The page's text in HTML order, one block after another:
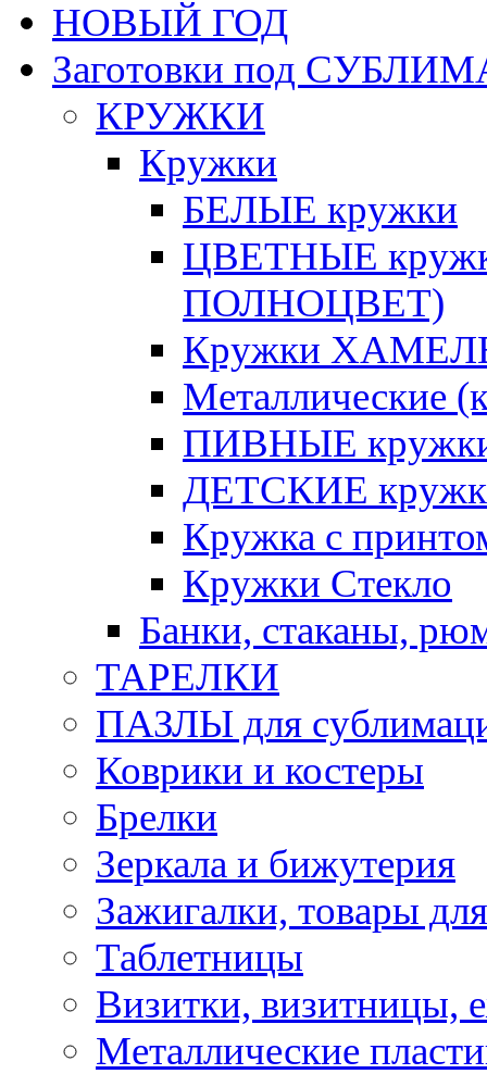
НОВЫЙ ГОД
Заготовки под
КРУЖКИ
Кружки
БЕЛЫЕ кружки
ЦВЕТНЫЕ
ПОЛНОЦВЕТ)
Кружки
Металлические
ПИВНЫЕ
ДЕТСКИЕ
Кружка с
Кружки Стекло
Банки, стаканы,
ТАРЕЛКИ
ПАЗЛЫ для
Коврики и костеры
Брелки
Зеркала и бижутерия
Зажигалки, товары
Таблетницы
Визитки, визитницы,
Металлические